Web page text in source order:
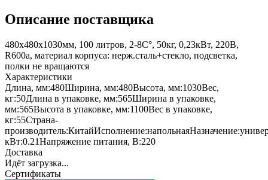
Описание поставщика
480x480x1030мм, 100 литров, 2-8С°, 50кг, 0,23кВт, 220В,
R600a, материал корпуса: нерж.сталь+стекло, подсветка,
полки не вращаются
Характеристики
Длина, мм:480Ширина, мм:480Высота, мм:1030Вес,
кг:50Длина в упаковке, мм:565Ширина в упаковке,
мм:565Высота в упаковке, мм:1100Вес в упаковке,
кг:55Страна-
производитель:КитайИсполнение:напольнаяНазначение:
кВт:0.21Напряжение питания, В:220
Доставка
Идёт загрузка...
Сертификаты